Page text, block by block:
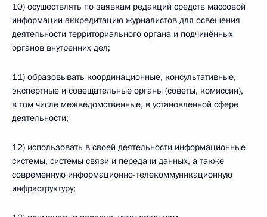
10) осуществлять по заявкам редакций средств массовой
информации аккредитацию журналистов для освещения
деятельности территориального органа и подчинённых
органов внутренних дел;
11) образовывать координационные, консультативные,
экспертные и совещательные органы (советы, комиссии),
в том числе межведомственные, в установленной сфере
деятельности;
12) использовать в своей деятельности информационные
системы, системы связи и передачи данных, а также
современную информационно-телекоммуникационную
инфраструктуру;